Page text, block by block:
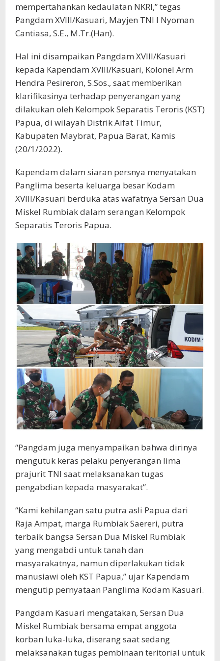
mempertahankan kedaulatan NKRI,” tegas
Pangdam XVIII/Kasuari, Mayjen TNI I Nyoman
Cantiasa, S.E., M.Tr.(Han).
Hal ini disampaikan Pangdam XVIII/Kasuari
kepada Kapendam XVIII/Kasuari, Kolonel Arm
Hendra Pesireron, S.Sos., saat memberikan
klarifikasinya terhadap penyerangan yang
dilakukan oleh Kelompok Separatis Teroris (KST)
Papua, di wilayah Distrik Aifat Timur,
Kabupaten Maybrat, Papua Barat, Kamis
(20/1/2022).
Kapendam dalam siaran persnya menyatakan
Panglima beserta keluarga besar Kodam
XVIII/Kasuari berduka atas wafatnya Sersan Dua
Miskel Rumbiak dalam serangan Kelompok
Separatis Teroris Papua.
“Pangdam juga menyampaikan bahwa dirinya
mengutuk keras pelaku penyerangan lima
prajurit TNI saat melaksanakan tugas
pengabdian kepada masyarakat”.
“Kami kehilangan satu putra asli Papua dari
Raja Ampat, marga Rumbiak Saereri, putra
terbaik bangsa Sersan Dua Miskel Rumbiak
yang mengabdi untuk tanah dan
masyarakatnya, namun diperlakukan tidak
manusiawi oleh KST Papua,” ujar Kapendam
mengutip pernyataan Panglima Kodam Kasuari.
Pangdam Kasuari mengatakan, Sersan Dua
Miskel Rumbiak bersama empat anggota
korban luka-luka, diserang saat sedang
melaksanakan tugas pembinaan teritorial untuk